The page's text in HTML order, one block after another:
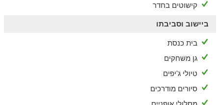
קישוטים בחדר
ביישוב וסביבתו
בית כנסת
גן משחקים
טיולי ג'יפים
סיורים מודרכים